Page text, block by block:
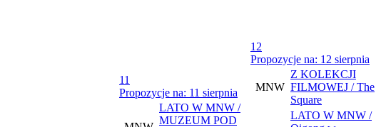
11
Propozycje na: 11 sierpnia
LATO W MNW /
MUZEUM POD
12
Propozycje na: 12 sierpnia
MNW
Z KOLEKCJI
FILMOWEJ / The
Square
LATO W MNW /